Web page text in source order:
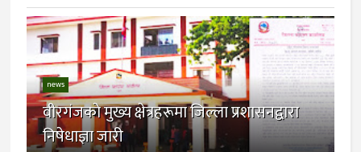
news
वीरगंजकाे मुख्य क्षेत्रहरूमा जिल्ला प्रशासनद्वारा
निषेधाज्ञा जारी